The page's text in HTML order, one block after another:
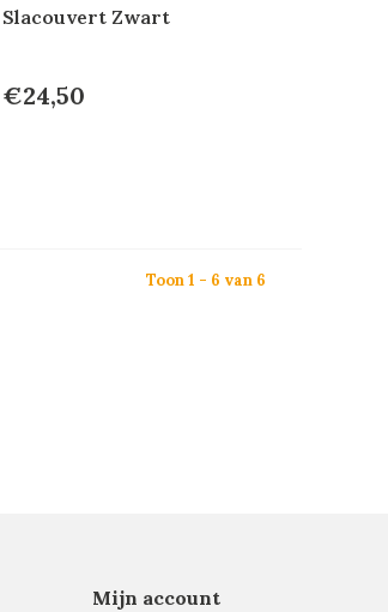
Zwart
€24,50
Toon 1 - 6 van 6
Mijn account